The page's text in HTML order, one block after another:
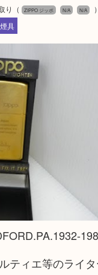
り（ ZIPPO ジッポ N/A N/A
）
具
ティエ等のライ